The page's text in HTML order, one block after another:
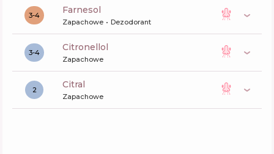
3-4 farnesol
Zapachowe Dezodorant
3-4 citronellol
Zapachowe
2 citral
Zapachowe